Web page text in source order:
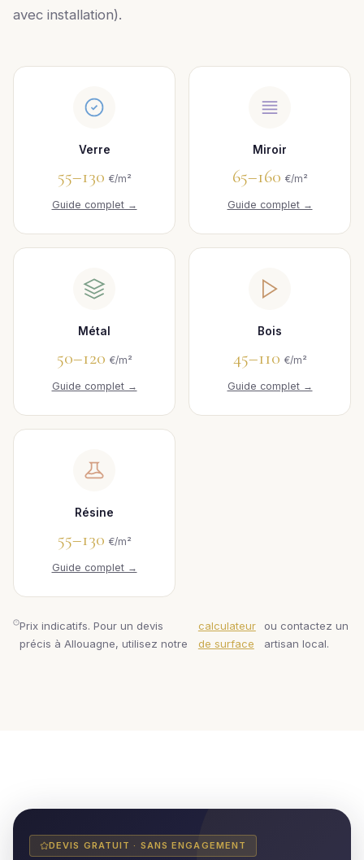
avec installation).
Verre
55–130 €/m²
Guide complet →
Miroir
65–160 €/m²
Guide complet →
Métal
50–120 €/m²
Guide complet →
Bois
45–110 €/m²
Guide complet →
Résine
55–130 €/m²
Guide complet →
Prix indicatifs. Pour un devis
précis à Allouagne, utilisez notre
calculateur
de surface
ou contactez un
artisan local.
DEVIS GRATUIT · SANS ENGAGEMENT